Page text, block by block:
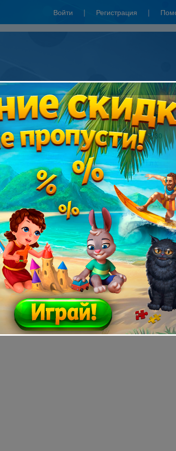
Войти | Регистрация |
Написать отзыв
04.08.2012 12:30
у папаш и, иже с ними, всех родственничков,
в наследство, давать во временное
не процветающие фермы(отели, ранчо и т.д. и т.п.),
Эээх...
Мне нравится 2
04.08.2012 11:04
сыграть!
Мне нравится 1
8 9 10 Следующая »